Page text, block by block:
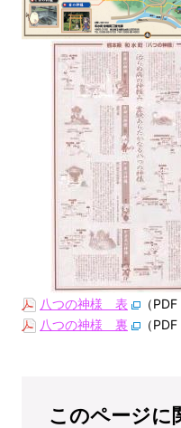
八つの神様 表
（
八つの神様 裏
（
このページに